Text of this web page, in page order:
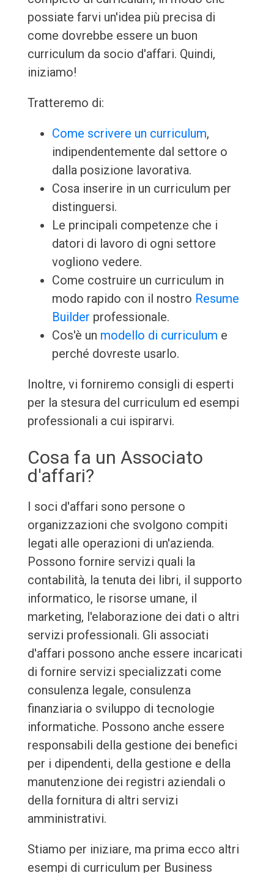
possiate farvi un'idea più precisa di
come dovrebbe essere un buon
curriculum da socio d'affari. Quindi,
iniziamo!
Tratteremo di:
Come scrivere un curriculum,
indipendentemente dal settore o
dalla posizione lavorativa.
Cosa inserire in un curriculum per
distinguersi.
Le principali competenze che i
datori di lavoro di ogni settore
vogliono vedere.
Come costruire un curriculum in
modo rapido con il nostro Resume
Builder professionale.
Cos'è un modello di curriculum e
perché dovreste usarlo.
Inoltre, vi forniremo consigli di esperti
per la stesura del curriculum ed esempi
professionali a cui ispirarvi.
Cosa fa un Associato
d'affari?
I soci d'affari sono persone o
organizzazioni che svolgono compiti
legati alle operazioni di un'azienda.
Possono fornire servizi quali la
contabilità, la tenuta dei libri, il supporto
informatico, le risorse umane, il
marketing, l'elaborazione dei dati o altri
servizi professionali. Gli associati
d'affari possono anche essere incaricati
di fornire servizi specializzati come
consulenza legale, consulenza
finanziaria o sviluppo di tecnologie
informatiche. Possono anche essere
responsabili della gestione dei benefici
per i dipendenti, della gestione e della
manutenzione dei registri aziendali o
della fornitura di altri servizi
amministrativi.
Stiamo per iniziare, ma prima ecco altri
esempi di curriculum per Business